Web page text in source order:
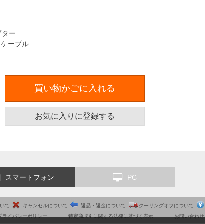
ー
ーブル
買い物かごに入れる
お気に入りに登録する
スマートフォン PC
て キャンセルについて 返品・返金について クーリングオフについて
ライバシーポリシー 特定商取引に関する法律に基づく表示 お問い合わせ